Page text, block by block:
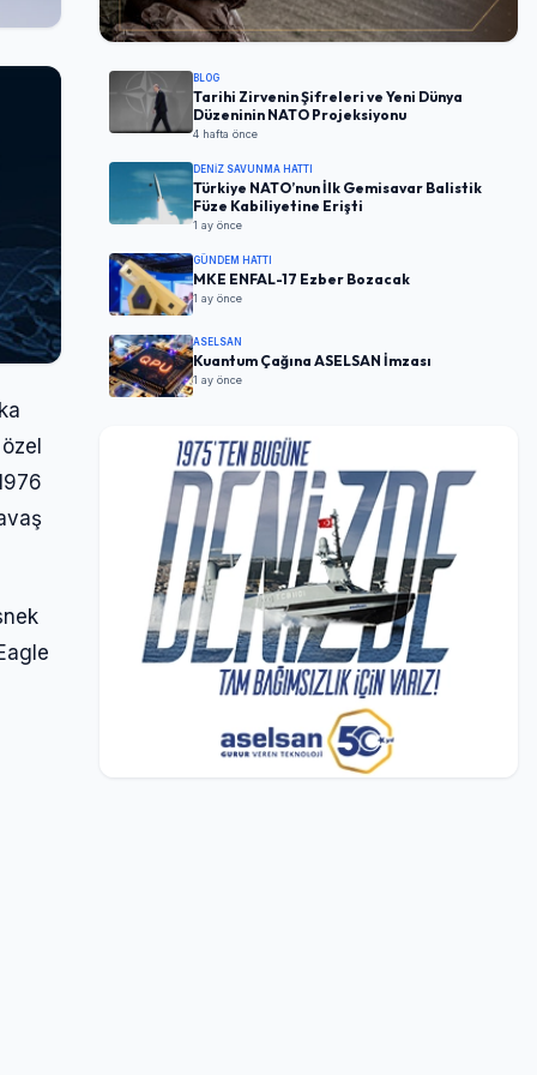
BLOG
Tarihi Zirvenin Şifreleri ve Yeni Dünya
Düzeninin NATO Projeksiyonu
4 hafta önce
DENIZ SAVUNMA HATTI
Türkiye NATO’nun İlk Gemisavar Balistik
Füze Kabiliyetine Erişti
1 ay önce
GÜNDEM HATTI
MKE ENFAL-17 Ezber Bozacak
1 ay önce
ASELSAN
Kuantum Çağına ASELSAN İmzası
1 ay önce